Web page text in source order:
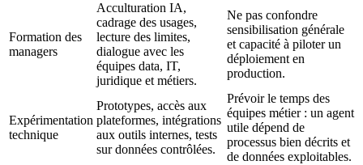
Formation des
managers
Acculturation IA,
cadrage des usages,
lecture des limites,
dialogue avec les
équipes data, IT,
juridique et métiers.
Ne pas confondre
sensibilisation générale
et capacité à piloter un
déploiement en
production.
Expérimentation
technique
Prototypes, accès aux
plateformes, intégrations
aux outils internes, tests
sur données contrôlées.
Prévoir le temps des
équipes métier : un agent
utile dépend de
processus bien décrits et
de données exploitables.